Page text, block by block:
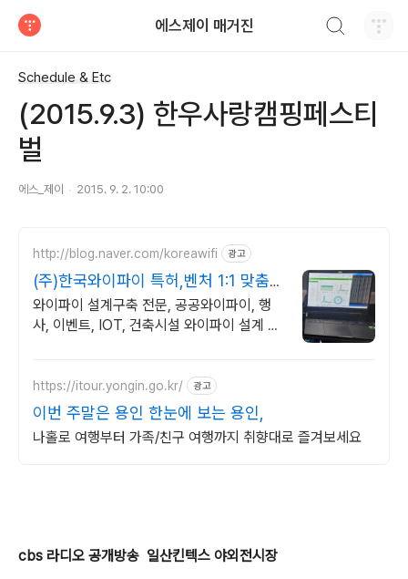
에스제이 매거진
Schedule & Etc
(2015.9.3) 한우사랑캠핑페스티
벌
에스_제이 2015. 9. 2. 10:00
http://blog.naver.com/koreawifi 광고
(주)한국와이파이 특허,벤처 1:1 맞춤
상담 및 견적
와이파이 설계구축 전문, 공공와이파이, 행
사, 이벤트, IOT, 건축시설 와이파이 설계 구
https://itour.yongin.go.kr/ 광고
이번 주말은 용인 한눈에 보는 용인,
나홀로 여행부터 가족/친구 여행까지 취향대로 즐겨보세요
cbs 라디오 공개방송 일산킨텍스 야외전시장